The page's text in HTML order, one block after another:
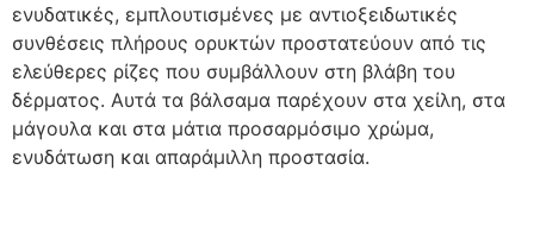
ενυδατικές, εμπλουτισμένες με αντιοξειδωτικές
συνθέσεις πλήρους ορυκτών προστατεύουν από τις
ελεύθερες ρίζες που συμβάλλουν στη βλάβη του
δέρματος. Αυτά τα βάλσαμα παρέχουν στα χείλη, στα
μάγουλα και στα μάτια προσαρμόσιμο χρώμα,
ενυδάτωση και απαράμιλλη προστασία.